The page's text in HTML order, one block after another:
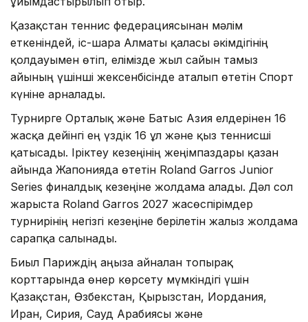
Қазақстан теннис федерациясынан мәлім
еткеніндей, іс-шара Алматы қаласы әкімдігінің
қолдауымен өтіп, елімізде жыл сайын тамыз
айының үшінші жексенбісінде аталып өтетін Спорт
күніне арналады.
Турнирге Орталық және Батыс Азия елдерінен 16
жасқа дейінгі ең үздік 16 ұл және қыз теннисші
қатысады. Іріктеу кезеңінің жеңімпаздары қазан
айында Жапонияда өтетін Roland Garros Junior
Series финалдық кезеңіне жолдама алады. Дәл сол
жарыста Roland Garros 2027 жасөспірімдер
турнирінің негізгі кезеңіне берілетін жалғыз жолдама
сарапқа салынады.
Биыл Париждің аңызға айналған топырақ
корттарында өнер көрсету мүмкіндігі үшін
Қазақстан, Өзбекстан, Қырғызстан, Иордания,
Иран, Сирия, Сауд Арабиясы және